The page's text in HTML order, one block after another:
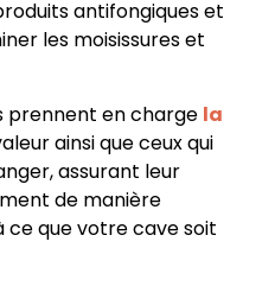
antifongiques et
les moisissures et
prennent en charge la
ainsi que ceux qui
assurant leur
de manière
ce que votre cave soit